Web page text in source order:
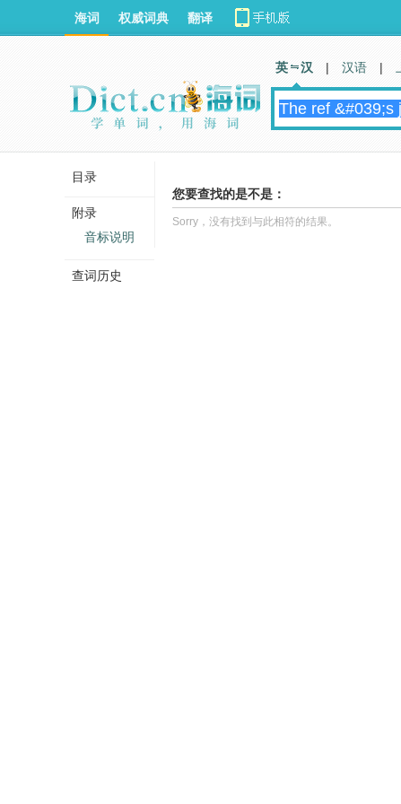
您要查找的是不是：
Sorry，没有找到与此相符的结果。
海词 权威词典 翻译
英 汉 | 汉语 |
目录
附录
音标说明
查词历史